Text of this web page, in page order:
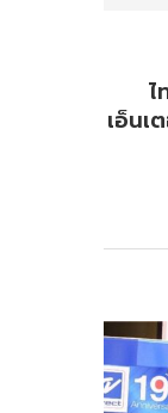
ไ
เอ็นเ